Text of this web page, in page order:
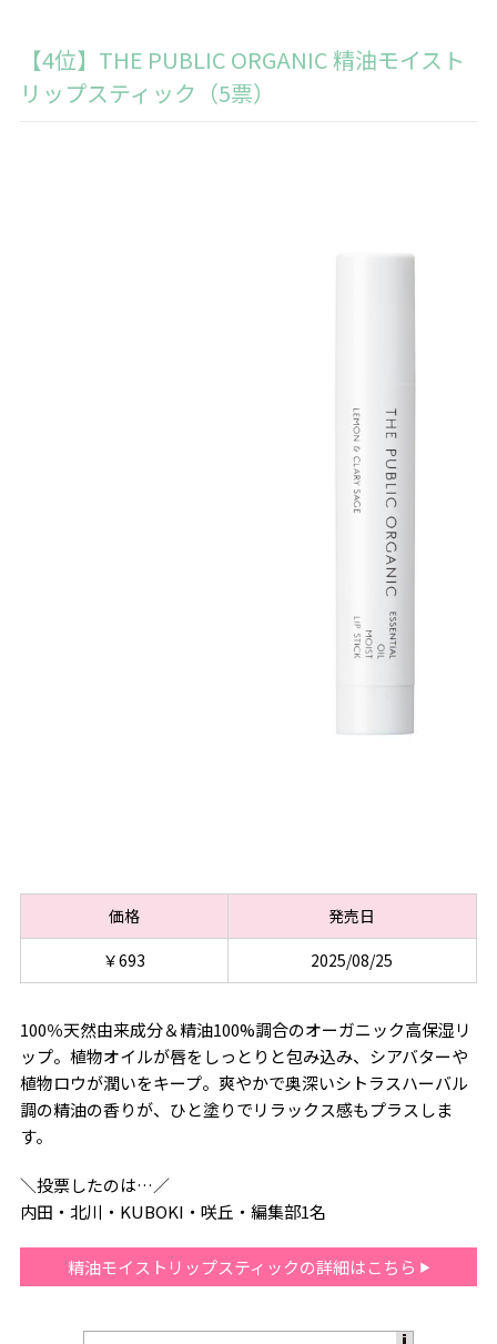
【4位】THE PUBLIC ORGANIC 精油モイスト
リップスティック（5票）
価格
発売日
￥693
2025/08/25
100％天然由来成分＆精油100%調合のオーガニック高保湿リ
ップ。植物オイルが唇をしっとりと包み込み、シアバターや
植物ロウが潤いをキープ。爽やかで奥深いシトラスハーバル
調の精油の香りが、ひと塗りでリラックス感もプラスしま
す。
＼投票したのは…／
内田・北川・KUBOKI・咲丘・編集部1名
精油モイストリップスティックの詳細はこちら